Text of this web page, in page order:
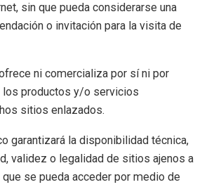
sin que pueda considerarse una
o invitación para la visita de
ni comercializa por sí ni por
productos y/o servicios
sitios enlazados.
garantizará la disponibilidad técnica,
validez o legalidad de sitios ajenos a
se pueda acceder por medio de